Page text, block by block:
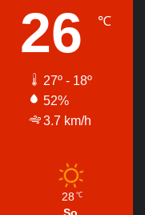
26 ℃
27º - 18º
52%
3.7 km/h
28 ℃